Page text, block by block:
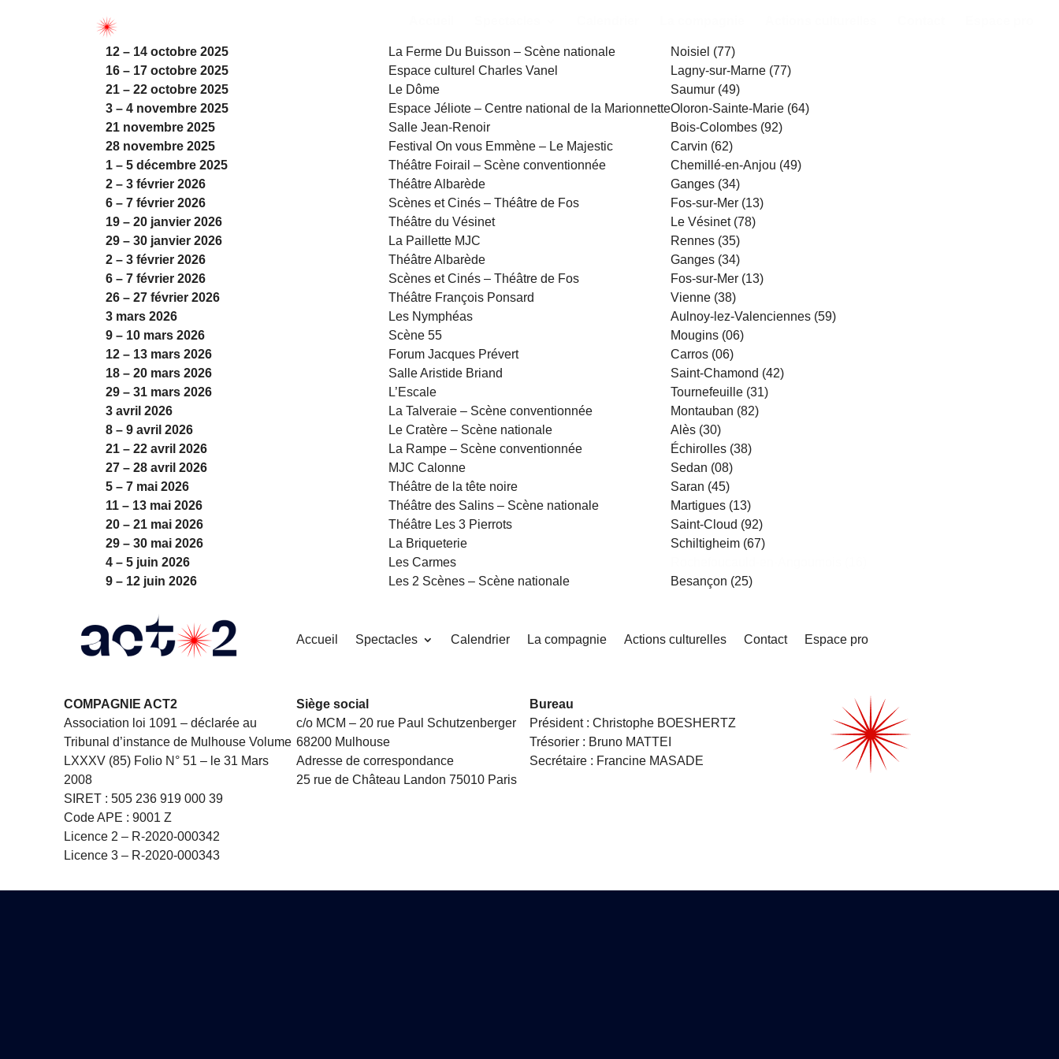
12 – 14 octobre 2025 La Ferme Du Buisson – Scène nationale
Noisiel (77)
16 – 17 octobre 2025
Espace culturel Charles Vanel
Lagny-sur-Marne (77)
21 – 22 octobre 2025
Le Dôme
Saumur (49)
3 – 4 novembre 2025
Espace Jéliote – Centre national de la MarionnetteOloron-Sainte-Marie (64)
21 novembre 2025
Salle Jean-Renoir
Bois-Colombes (92)
28 novembre 2025
Festival On vous Emmène – Le Majestic
Carvin (62)
1 – 5 décembre 2025
Théâtre Foirail – Scène conventionnée
Chemillé-en-Anjou (49)
2 – 3 février 2026
Théâtre Albarède
Ganges (34)
6 – 7 février 2026
Scènes et Cinés – Théâtre de Fos
Fos-sur-Mer (13)
19 – 20 janvier 2026
Théâtre du Vésinet
Le Vésinet (78)
29 – 30 janvier 2026
La Paillette MJC
Rennes (35)
2 – 3 février 2026
Théâtre Albarède
Ganges (34)
6 – 7 février 2026
Scènes et Cinés – Théâtre de Fos
Fos-sur-Mer (13)
26 – 27 février 2026
Théâtre François Ponsard
Vienne (38)
3 mars 2026
Les Nymphéas
Aulnoy-lez-Valenciennes (59)
9 – 10 mars 2026
Scène 55
Mougins (06)
12 – 13 mars 2026
Forum Jacques Prévert
Carros (06)
18 – 20 mars 2026
Salle Aristide Briand
Saint-Chamond (42)
29 – 31 mars 2026
L’Escale
Tournefeuille (31)
3 avril 2026
La Talveraie – Scène conventionnée
Montauban (82)
8 – 9 avril 2026
Le Cratère – Scène nationale
Alès (30)
21 – 22 avril 2026
La Rampe – Scène conventionnée
Échirolles (38)
27 – 28 avril 2026
MJC Calonne
Sedan (08)
5 – 7 mai 2026
Théâtre de la tête noire
Saran (45)
11 – 13 mai 2026
Théâtre des Salins – Scène nationale
Martigues (13)
20 – 21 mai 2026
Théâtre Les 3 Pierrots
Saint-Cloud (92)
29 – 30 mai 2026
La Briqueterie
Schiltigheim (67)
4 – 5 juin 2026
Les Carmes
9 – 12 juin 2026
Les 2 Scènes – Scène nationale Besançon (25)
Accueil Spectacles Calendrier La compagnie Actions culturelles Contact Espace pro
COMPAGNIE ACT2
Association loi 1091 – déclarée au
Tribunal d’instance de Mulhouse Volume
LXXXV (85) Folio N° 51 – le 31 Mars
2008
SIRET : 505 236 919 000 39
Code APE : 9001 Z
Licence 2 – R-2020-000342
Licence 3 – R-2020-000343
Siège social
c/o MCM – 20 rue Paul Schutzenberger
68200 Mulhouse
Adresse de correspondance
25 rue de Château Landon 75010 Paris
Bureau
Président : Christophe BOESHERTZ
Trésorier : Bruno MATTEI
Secrétaire : Francine MASADE